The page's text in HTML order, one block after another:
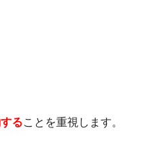
ることを重視します。